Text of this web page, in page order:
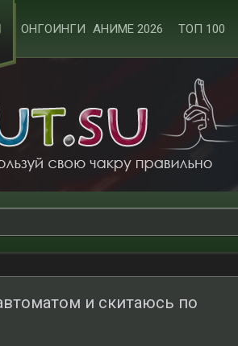
ОНГОИНГИ АНИМЕ 2026 ТОП 100
и скитаюсь по